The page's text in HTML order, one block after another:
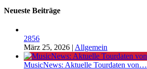
Neueste Beiträge
2856
März 25, 2026 | Allgemein
MusicNews: Aktuelle Tourdaten von…